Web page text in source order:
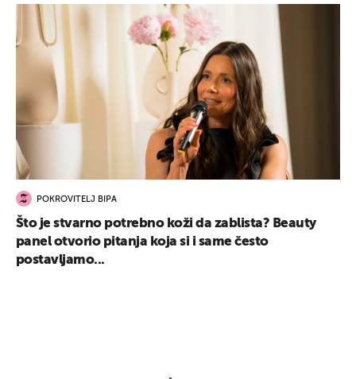
POKROVITELJ BIPA
Što je stvarno potrebno koži da zablista? Beauty
panel otvorio pitanja koja si i same često
postavljamo...